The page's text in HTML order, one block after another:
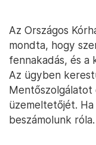
Az Országos
mondta, hogy
fennakadás, és
Az ügyben
Mentőszolgálatot
üzemeltetőjét.
beszámolunk róla.